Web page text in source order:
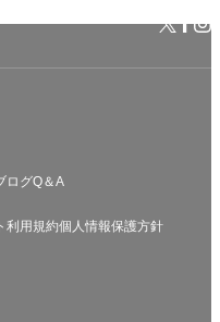
ログQ＆A
利用規約個人情報保護方針